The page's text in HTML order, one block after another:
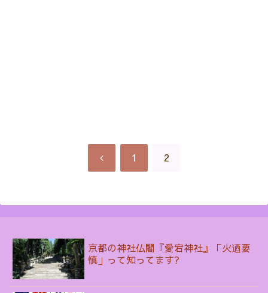
前
1 2
京都の神社仏閣『愛宕神社』「火迺要
慎」って知ってます?